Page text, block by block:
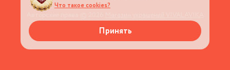
Что такое cookies?
Принять